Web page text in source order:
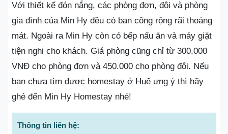
Với thiết kế đón nắng, các phòng đơn, đôi và phòng
gia đình của Min Hy đều có ban công rộng rãi thoáng
mát. Ngoài ra Min Hy còn có bếp nấu ăn và máy giặt
tiện nghi cho khách. Giá phòng cũng chỉ từ 300.000
VNĐ cho phòng đơn và 450.000 cho phòng đôi. Nếu
bạn chưa tìm được homestay ở Huế ưng ý thì hãy
ghé đến Min Hy Homestay nhé!
Thông tin liên hệ: